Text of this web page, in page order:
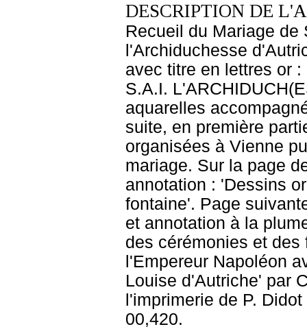
DESCRIPTION DE
Recueil du Mariage
l'Archiduchesse
avec titre en lettres or
S.A.I.
aquarelles
suite, en première
organisées à Vienne
mariage. Sur la page
annotation : 'Dessins
fontaine'. Page
et annotation à la
des cérémonies et
l'Empereur Napoléon
Louise d'Autriche' par
l'imprimerie de P.
00,420.